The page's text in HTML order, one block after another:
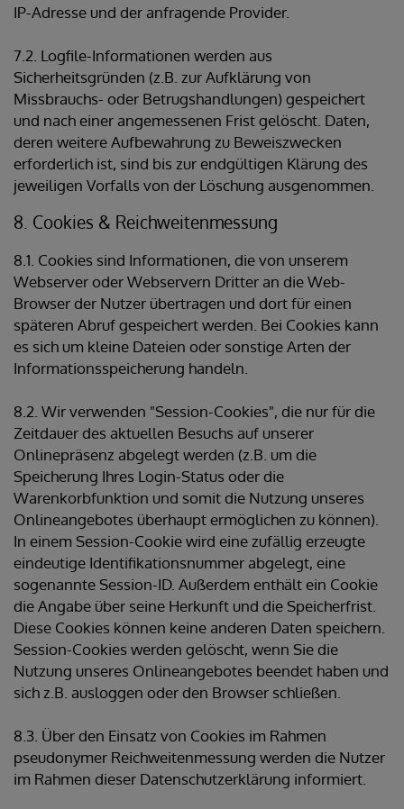
IP-Adresse und der anfragende Provider.
7.2. Logfile-Informationen werden aus
Sicherheitsgründen (z.B. zur Aufklärung von
Missbrauchs- oder Betrugshandlungen) gespeichert
und nach einer angemessenen Frist gelöscht. Daten,
deren weitere Aufbewahrung zu Beweiszwecken
erforderlich ist, sind bis zur endgültigen Klärung des
jeweiligen Vorfalls von der Löschung ausgenommen.
8. Cookies & Reichweitenmessung
8.1. Cookies sind Informationen, die von unserem
Webserver oder Webservern Dritter an die Web-
Browser der Nutzer übertragen und dort für einen
späteren Abruf gespeichert werden. Bei Cookies kann
es sich um kleine Dateien oder sonstige Arten der
Informationsspeicherung handeln.
8.2. Wir verwenden "Session-Cookies", die nur für die
Zeitdauer des aktuellen Besuchs auf unserer
Onlinepräsenz abgelegt werden (z.B. um die
Speicherung Ihres Login-Status oder die
Warenkorbfunktion und somit die Nutzung unseres
Onlineangebotes überhaupt ermöglichen zu können).
In einem Session-Cookie wird eine zufällig erzeugte
eindeutige Identifikationsnummer abgelegt, eine
sogenannte Session-ID. Außerdem enthält ein Cookie
die Angabe über seine Herkunft und die Speicherfrist.
Diese Cookies können keine anderen Daten speichern.
Session-Cookies werden gelöscht, wenn Sie die
Nutzung unseres Onlineangebotes beendet haben und
sich z.B. ausloggen oder den Browser schließen.
8.3. Über den Einsatz von Cookies im Rahmen
pseudonymer Reichweitenmessung werden die Nutzer
im Rahmen dieser Datenschutzerklärung informiert.